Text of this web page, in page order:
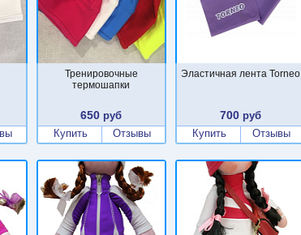
Тренировочные
термошапки
650 руб
Купить
Отзывы
Эластичная лента Torneo
700руб
Купить
Отзывы